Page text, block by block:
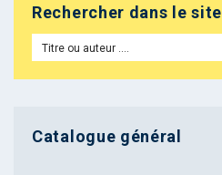
Rechercher dans le site
Catalogue général